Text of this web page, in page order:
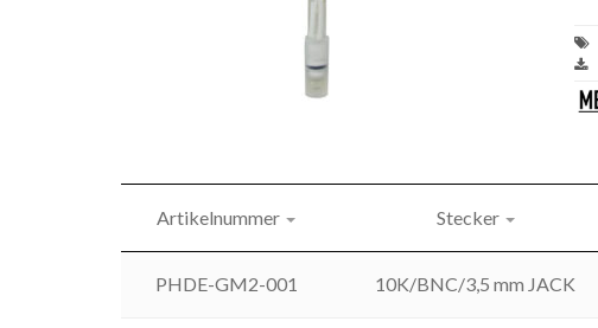
Artikelnummer Stecker
PHDE-GM2-001 10K/BNC/3,5 mm JACK